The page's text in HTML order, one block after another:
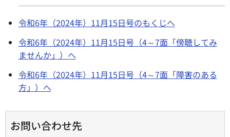
令和6年（2024年）11月15日号のもくじへ
令和6年（2024年）11月15日号（4～7面「傍聴してみ
ませんか」）へ
令和6年（2024年）11月15日号（4～7面「障害のある
方」）へ
お問い合わせ先